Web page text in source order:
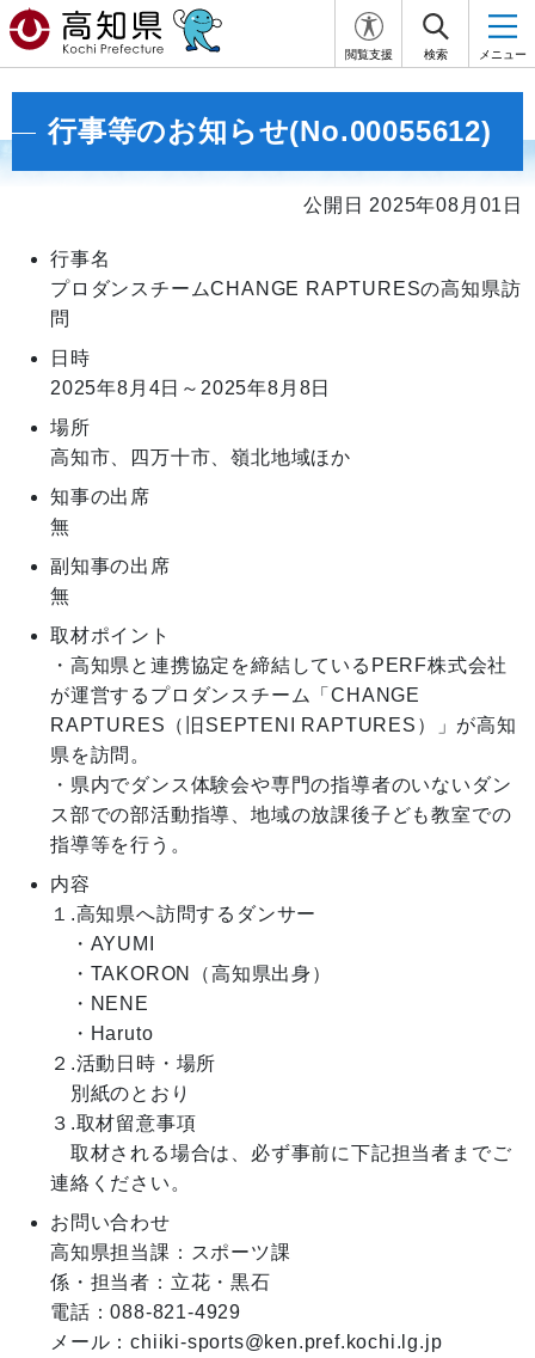
閲覧支援 検索 メニュー
行事等のお知らせ(No.00055612)
公開日 2025年08月01日
行事名
プロダンスチームCHANGE RAPTURESの高知県訪
問
日時
2025年8月4日～2025年8月8日
場所
高知市、四万十市、嶺北地域ほか
知事の出席
無
副知事の出席
無
取材ポイント
・高知県と連携協定を締結しているPERF株式会社
が運営するプロダンスチーム「CHANGE
RAPTURES（旧SEPTENI RAPTURES）」が高知
県を訪問。
・県内でダンス体験会や専門の指導者のいないダン
ス部での部活動指導、地域の放課後子ども教室での
指導等を行う。
内容
１.高知県へ訪問するダンサー
・AYUMI
・TAKORON（高知県出身）
・NENE
・Haruto
２.活動日時・場所
別紙のとおり
３.取材留意事項
取材される場合は、必ず事前に下記担当者までご
お問い合わせ
高知県担当課：スポーツ課
係・担当者：立花・黒石
電話：088-821-4929
メール：chiiki-sports@ken.pref.kochi.lg.jp